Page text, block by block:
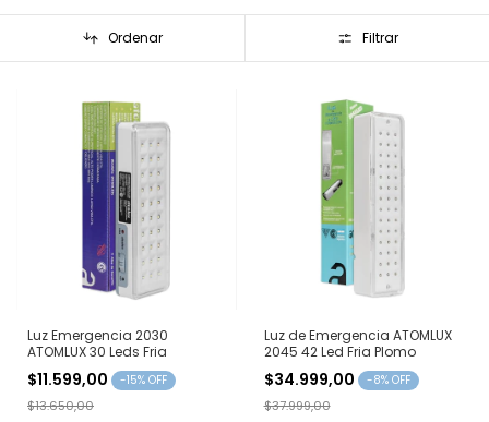
Ordenar Filtrar
Luz Emergencia 2030
ATOMLUX 30 Leds Fria
$11.599,00 -15% OFF
$13.650,00
Luz de Emergencia ATOMLUX
2045 42 Led Fria Plomo
$34.999,00 -8% OFF
$37.999,00